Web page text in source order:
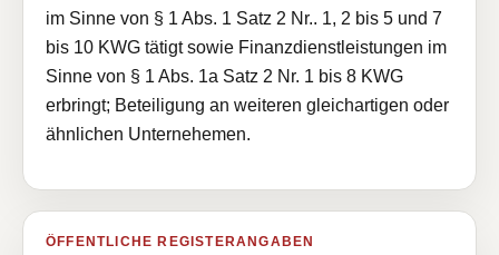
im Sinne von § 1 Abs. 1 Satz 2 Nr.. 1, 2 bis 5 und 7
bis 10 KWG tätigt sowie Finanzdienstleistungen im
Sinne von § 1 Abs. 1a Satz 2 Nr. 1 bis 8 KWG
erbringt; Beteiligung an weiteren gleichartigen oder
ähnlichen Unternehemen.
ÖFFENTLICHE REGISTERANGABEN